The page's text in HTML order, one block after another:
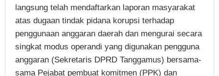
langsung telah mendaftarkan laporan masyarakat
atas dugaan tindak pidana korupsi terhadap
penggunaan anggaran daerah dan mengurai secara
singkat modus operandi yang digunakan pengguna
anggaran (Sekretaris DPRD Tanggamus) bersama-
sama Pejabat pembuat komitmen (PPK) dan